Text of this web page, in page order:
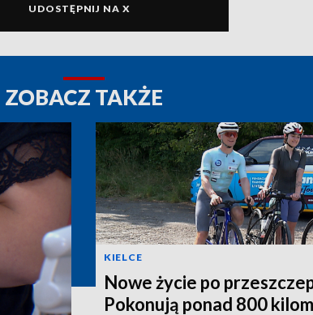
UDOSTĘPNIJ NA X
ZOBACZ TAKŻE
KIELCE
Nowe życie po
Pokonują ponad 800